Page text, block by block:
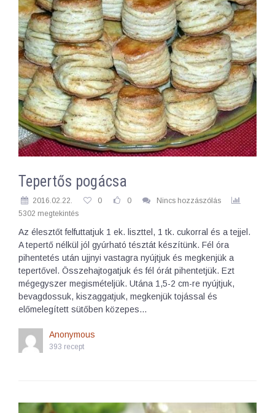
Tepertős pogácsa
2016.02.22. 0 0
Nincs hozzászólás
5302 megtekintés
Az élesztőt felfuttatjuk 1 ek. liszttel, 1 tk. cukorral és a tejjel.
A tepertő nélkül jól gyúrható tésztát készítünk. Fél óra
pihentetés után ujjnyi vastagra nyújtjuk és megkenjük a
tepertővel. Összehajtogatjuk és fél órát pihentetjük. Ezt
mégegyszer megismételjük. Utána 1,5-2 cm-re nyújtjuk,
bevagdossuk, kiszaggatjuk, megkenjük tojással és
előmelegített sütőben közepes…
Anonymous
393 recept